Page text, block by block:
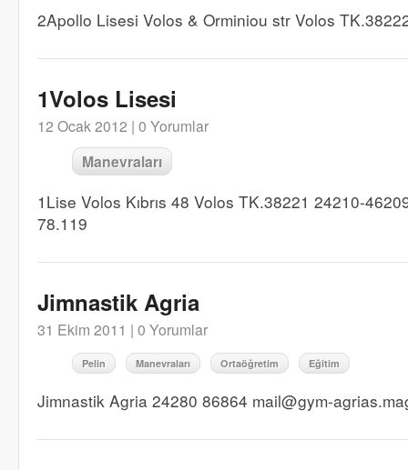
2Apollo Lisesi Volos & Orminiou str Volos
1Volos Lisesi
12 Ocak 2012 | 0 Yorumlar
Manevraları
1Lise Volos Kıbrıs 48 Volos TK.38221 24210-
78.119
Jimnastik Agria
31 Ekim 2011 | 0 Yorumlar
Pelin Manevraları Ortaöğretim Eğitim
Jimnastik Agria 24280 86864 mail@gym-